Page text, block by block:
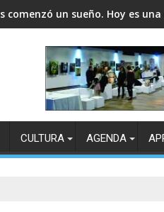
comenzó un sueño. Hoy es una
CULTURA AGENDA